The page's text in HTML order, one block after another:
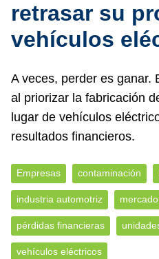
retrasar su
vehículos
A veces, perder es ganar.
al priorizar la fabricación
lugar de vehículos
resultados financieros.
Empresas contaminación
industria automotriz
pérdidas financieras
vehículos eléctricos